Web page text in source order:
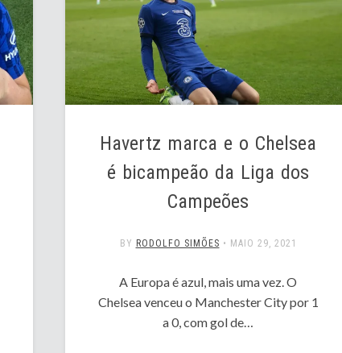
Havertz marca e o Chelsea
é bicampeão da Liga dos
Campeões
BY RODOLFO SIMÕES • MAIO 29, 2021
A Europa é azul, mais uma vez. O
Chelsea venceu o Manchester City por 1
a 0, com gol de…